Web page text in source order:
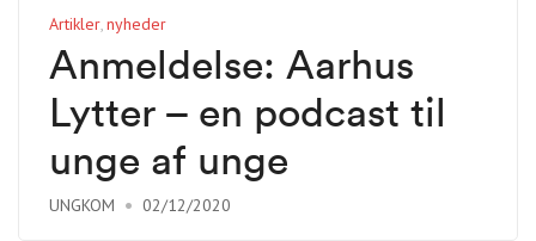
Artikler nyheder
Anmeldelse: Aarhus
Lytter – en podcast til
unge af unge
UNGKOM 02/12/2020